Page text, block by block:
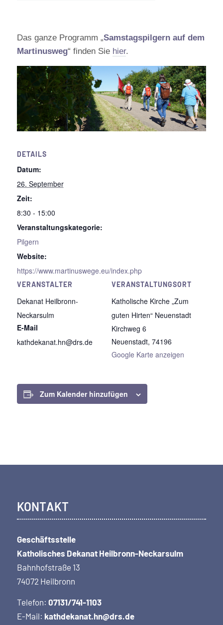
Das ganze Programm „Samstagspilgern auf dem
Martinusweg“ finden Sie hier.
DETAILS
Datum:
26. September
Zeit:
8:30 - 15:00
Veranstaltungskategorie:
Pilgern
Website:
https://www.martinuswege.eu/index.php
VERANSTALTUNGSORT
Katholische Kirche „Zum
guten Hirten“ Neuenstadt
Kirchweg 6
Neuenstadt, 74196
Google Karte anzeigen
VERANSTALTER
Dekanat Heilbronn-
Neckarsulm
E-Mail
kathdekanat.hn@drs.de
Zum Kalender hinzufügen
KONTAKT
Geschäftsstelle
Katholisches Dekanat Heilbronn-Neckarsulm
Bahnhofstraße 13
74072 Heilbronn
Telefon: 07131/741-1103
E-Mail: kathdekanat.hn@drs.de